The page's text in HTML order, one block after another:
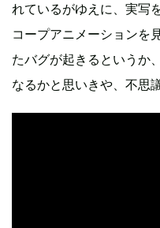
れているがゆえに、実写
コープアニメーションを
たバグが起きるというか
なるかと思いきや、不思